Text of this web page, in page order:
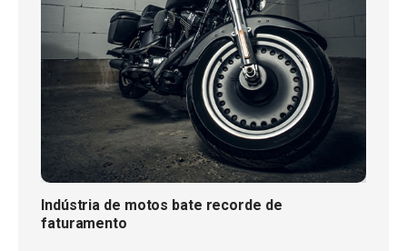
Indústria de motos bate recorde de
faturamento